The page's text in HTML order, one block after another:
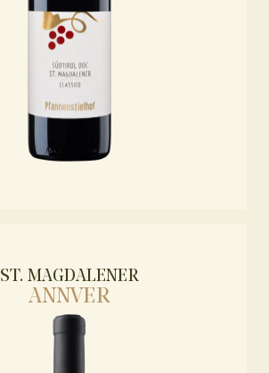
ST. MAGDALENER
ANNVER